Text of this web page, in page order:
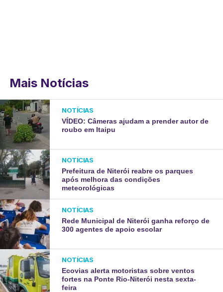
Mais Notícias
NOTÍCIAS
VÍDEO: Câmeras ajudam a prender autor de
roubo em Itaipu
NOTÍCIAS
Prefeitura de Niterói reabre os parques
após melhora das condições
meteorológicas
NOTÍCIAS
Rede Municipal de Niterói ganha reforço de
300 agentes de apoio escolar
NOTÍCIAS
Ecovias alerta motoristas sobre ventos
fortes na Ponte Rio-Niterói nesta sexta-
feira